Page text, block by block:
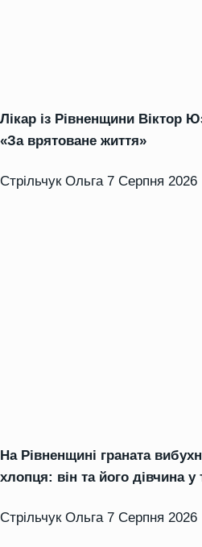
Лікар із Рівненщини Віктор
«За врятоване життя»
Стрільчук Ольга 7 Серпня 2026
На Рівненщині граната
хлопця: він та його дівчина у
Стрільчук Ольга 7 Серпня 2026